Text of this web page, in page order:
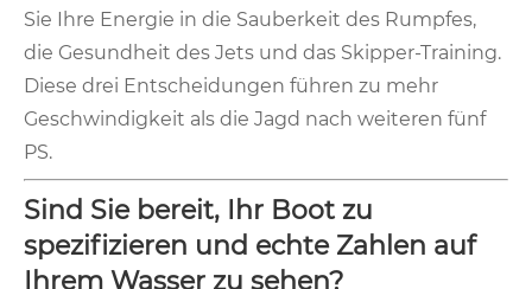
Sie Ihre Energie in die Sauberkeit des Rumpfes,
die Gesundheit des Jets und das Skipper-Training.
Diese drei Entscheidungen führen zu mehr
Geschwindigkeit als die Jagd nach weiteren fünf
PS.
Sind Sie bereit, Ihr Boot zu
spezifizieren und echte Zahlen auf
Ihrem Wasser zu sehen?